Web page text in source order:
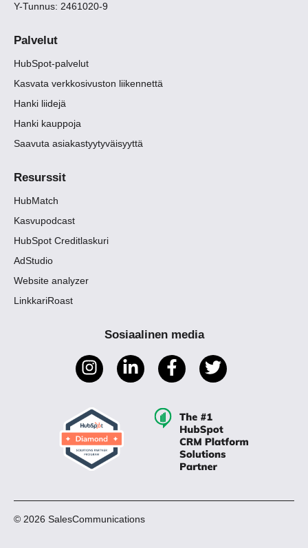
Y-Tunnus: 2461020-9
Palvelut
HubSpot-palvelut
Kasvata verkkosivuston liikennettä
Hanki liidejä
Hanki kauppoja
Saavuta asiakastyytyväisyyttä
Resurssit
HubMatch
Kasvupodcast
HubSpot Creditlaskuri
AdStudio
Website analyzer
LinkkariRoast
Sosiaalinen media
© 2026 SalesCommunications